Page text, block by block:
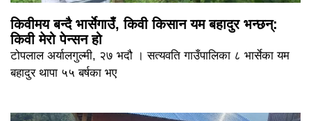
किवीमय बन्दै भार्सेगाउँ, किवी किसान यम बहादुर भन्छन्:
किवी मेरो पेन्सन हो
टोपलाल अर्यालगुल्मी, २७ भदौ । सत्यवति गाउँपालिका ८ भार्सेका यम
बहादुर थापा ५५ बर्षका भए